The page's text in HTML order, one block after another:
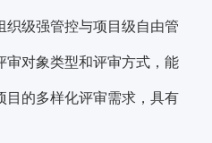
织级强管控与项目级自由管
审对象类型和评审方式，能
目的多样化评审需求，具有